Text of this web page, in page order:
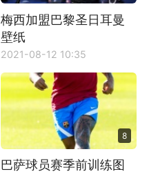
梅西加盟巴黎圣日耳曼
壁纸
2021-08-12 10:35
8
巴萨球员赛季前训练图